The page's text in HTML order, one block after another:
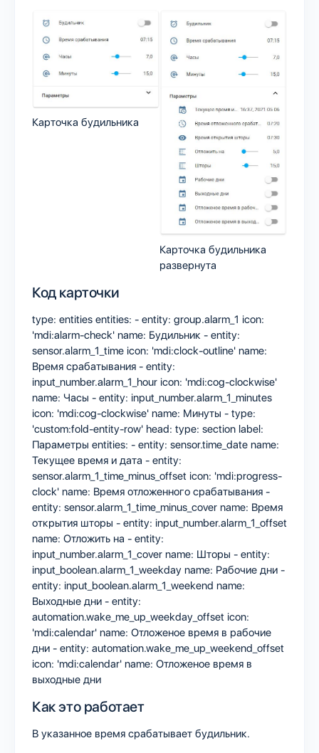
Карточка будильника
Карточка будильника
развернута
Код карточки
type: entities entities: - entity: group.alarm_1 icon:
'mdi:alarm-check' name: Будильник - entity:
sensor.alarm_1_time icon: 'mdi:clock-outline' name:
Время срабатывания - entity:
input_number.alarm_1_hour icon: 'mdi:cog-clockwise'
name: Часы - entity: input_number.alarm_1_minutes
icon: 'mdi:cog-clockwise' name: Минуты - type:
'custom:fold-entity-row' head: type: section label:
Параметры entities: - entity: sensor.time_date name:
Текущее время и дата - entity:
sensor.alarm_1_time_minus_offset icon: 'mdi:progress-
clock' name: Время отложенного срабатывания -
entity: sensor.alarm_1_time_minus_cover name: Время
открытия шторы - entity: input_number.alarm_1_offset
name: Отложить на - entity:
input_number.alarm_1_cover name: Шторы - entity:
input_boolean.alarm_1_weekday name: Рабочие дни -
entity: input_boolean.alarm_1_weekend name:
Выходные дни - entity:
automation.wake_me_up_weekday_offset icon:
'mdi:calendar' name: Отложеное время в рабочие
дни - entity: automation.wake_me_up_weekend_offset
icon: 'mdi:calendar' name: Отложеное время в
выходные дни
Как это работает
В указанное время срабатывает будильник.